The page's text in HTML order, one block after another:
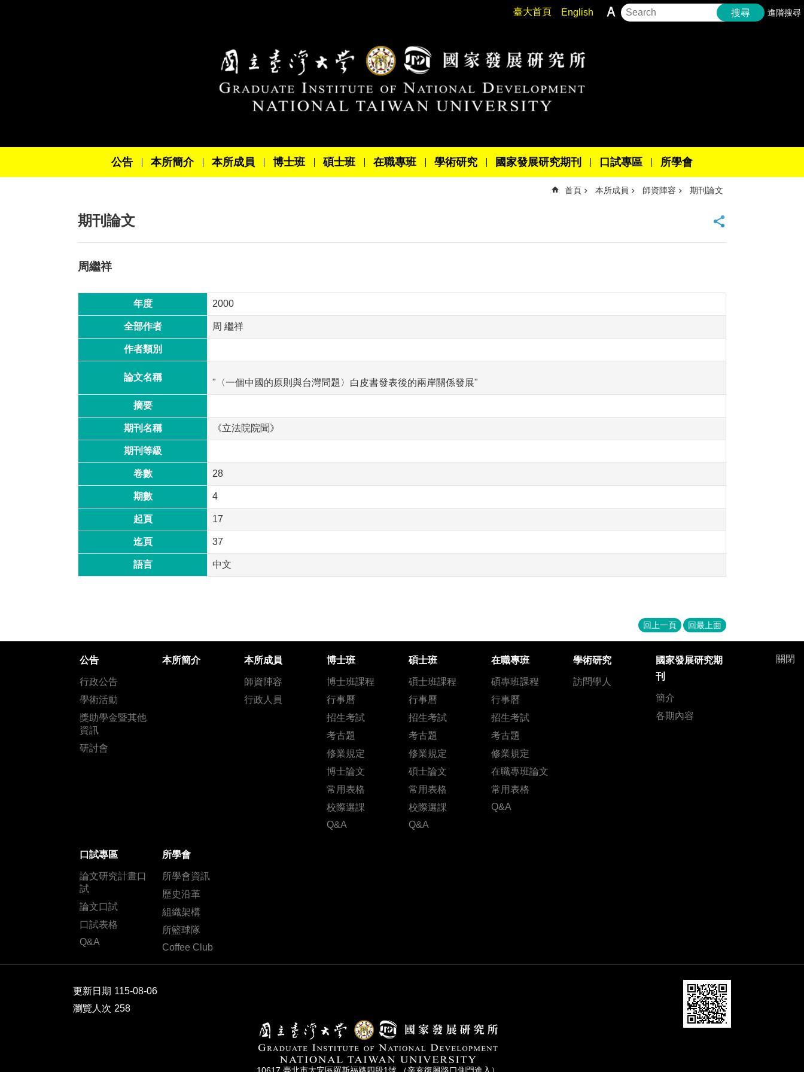
臺大首頁 English 搜尋 進階搜尋
公告 本所簡介 本所成員 博士班 碩士班 在職專班 學術研究 國家發展研究期刊 口試專區 所學會
首頁 本所成員 師資陣容 期刊論文
期刊論文
周繼祥
年度 2000
全部作者 周 繼祥
作者類別
論文名稱
"〈一個中國的原則與台灣問題〉白皮書發表後的兩岸關係發展"
摘要
期刊名稱 《立法院院聞》
期刊等級
卷數 28
期數 4
起頁 17
迄頁 37
語言 中文
回上一頁 回最上面
關閉
公告
行政公告
學術活動
獎助學金暨其他
資訊
研討會
本所簡介 本所成員
師資陣容
行政人員
博士班
博士班課程
行事曆
招生考試
考古題
修業規定
博士論文
常用表格
校際選課
Q&A
碩士班
碩士班課程
行事曆
招生考試
考古題
修業規定
碩士論文
常用表格
校際選課
Q&A
在職專班
碩專班課程
行事曆
招生考試
考古題
修業規定
在職專班論文
常用表格
Q&A
學術研究
訪問學人
國家發展研究期
刊
簡介
各期內容
口試專區
論文研究計畫口
試
論文口試
口試表格
Q&A
所學會
所學會資訊
歷史沿革
組織架構
所籃球隊
Coffee Club
更新日期 115-08-06
瀏覽人次 258
10617 臺北市⼤安區羅斯福路四段1號 （辛亥復興路⼝側⾨進入）